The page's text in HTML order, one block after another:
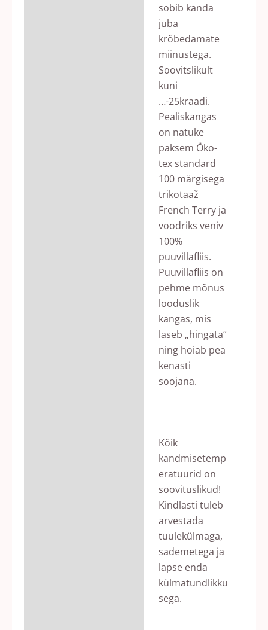
sobib kanda
juba
krõbedamate
miinustega.
Soovitslikult
kuni
…-25kraadi.
Pealiskangas
on natuke
paksem Öko-
tex standard
100 märgisega
trikotaaž
French Terry ja
voodriks veniv
100%
puuvillafliis.
Puuvillafliis on
pehme mõnus
looduslik
kangas, mis
laseb „hingata“
ning hoiab pea
kenasti
soojana.
Kõik
kandmisetemp
eratuurid on
soovituslikud!
Kindlasti tuleb
arvestada
tuulekülmaga,
sademetega ja
lapse enda
külmatundlikku
sega.